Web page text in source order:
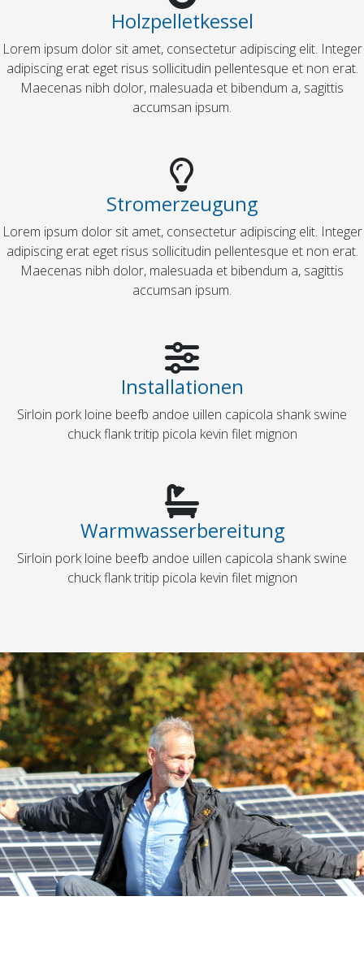
Holzpelletkessel
Lorem ipsum dolor sit amet, consectetur adipiscing elit. Integer
adipiscing erat eget risus sollicitudin pellentesque et non erat.
Maecenas nibh dolor, malesuada et bibendum a, sagittis
accumsan ipsum.
Stromerzeugung
Lorem ipsum dolor sit amet, consectetur adipiscing elit. Integer
adipiscing erat eget risus sollicitudin pellentesque et non erat.
Maecenas nibh dolor, malesuada et bibendum a, sagittis
accumsan ipsum.
Installationen
Sirloin pork loine beefb andoe uillen capicola shank swine
chuck flank tritip picola kevin filet mignon
Warmwasserbereitung
Sirloin pork loine beefb andoe uillen capicola shank swine
chuck flank tritip picola kevin filet mignon